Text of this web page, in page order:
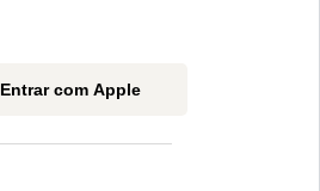
Entrar com Apple